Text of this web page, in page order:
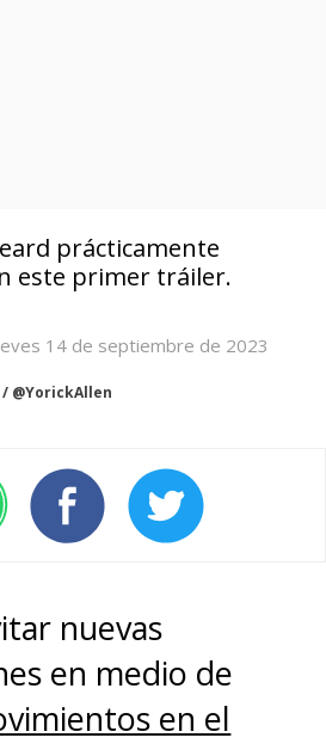
prácticamente
este primer tráiler.
14 de septiembre de 2023
@YorickAllen
nuevas
en medio de
en el